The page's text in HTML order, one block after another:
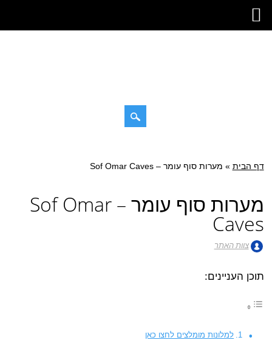
לתוכן
דף הבית » מערות סוף עומר – Sof Omar Caves
מערות סוף עומר – Sof Omar
Caves
צוות האתר
תוכן העניינים:
למלונות מומלצים לחצו כאן